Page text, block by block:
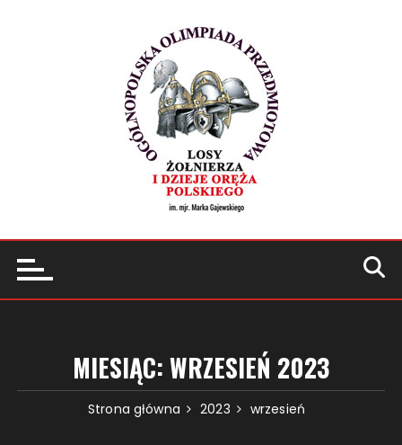
MIESIĄC:WRZESIEŃ 2023
Strona główna 2023 wrzesień